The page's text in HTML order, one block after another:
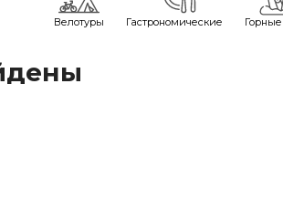
Велотуры Гастрономические